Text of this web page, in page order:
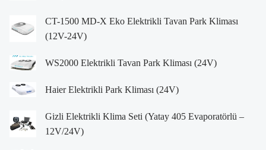
CT-1500 MD-X Eko Elektrikli Tavan Park Kliması
(12V-24V)
WS2000 Elektrikli Tavan Park Kliması (24V)
Haier Elektrikli Park Kliması (24V)
Gizli Elektrikli Klima Seti (Yatay 405 Evaporatörlü –
12V/24V)